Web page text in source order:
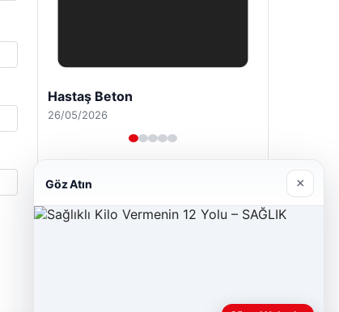
Hastaş Beton
26/05/2026
Göz Atın ×